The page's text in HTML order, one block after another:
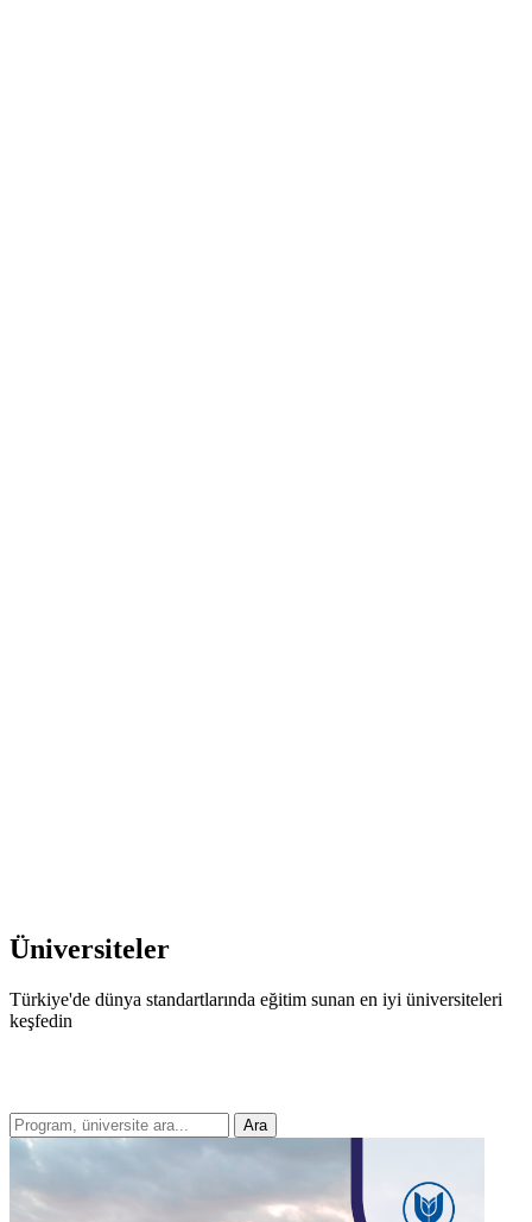
Üniversiteler
Türkiye'de dünya standartlarında eğitim sunan en iyi üniversiteleri
keşfedin
Ara